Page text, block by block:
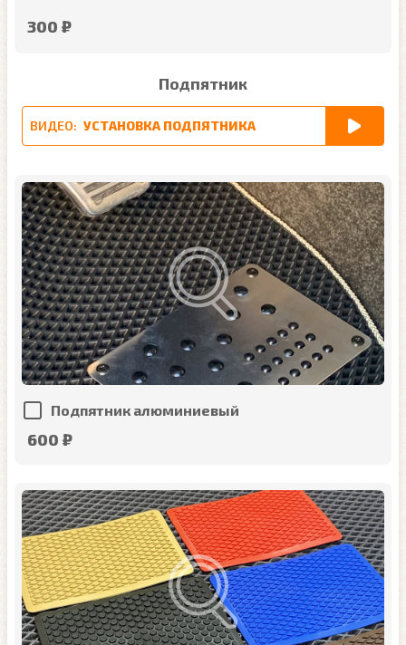
300 ₽
Подпятник
ВИДЕО: УСТАНОВКА ПОДПЯТНИКА
Подпятник алюминиевый
600 ₽